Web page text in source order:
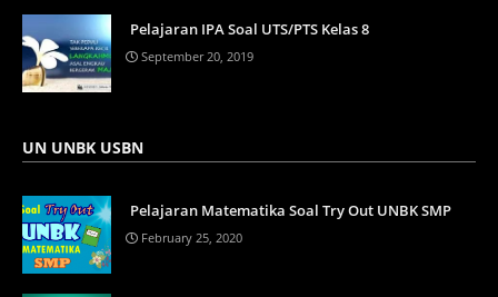
Pelajaran IPA Soal UTS/PTS Kelas 8
September 20, 2019
UN UNBK USBN
Pelajaran Matematika Soal Try Out UNBK SMP
February 25, 2020